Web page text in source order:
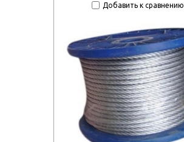
Добавить к сравнению